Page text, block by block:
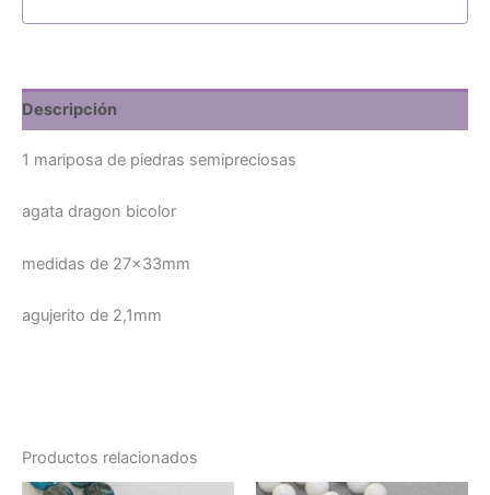
Descripción
1 mariposa de piedras semipreciosas
agata dragon bicolor
medidas de 27x33mm
agujerito de 2,1mm
Productos relacionados